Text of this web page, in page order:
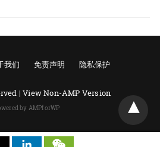
我们 免责声明 隐私保护
|View Non-AMP Version
by AMPforWP